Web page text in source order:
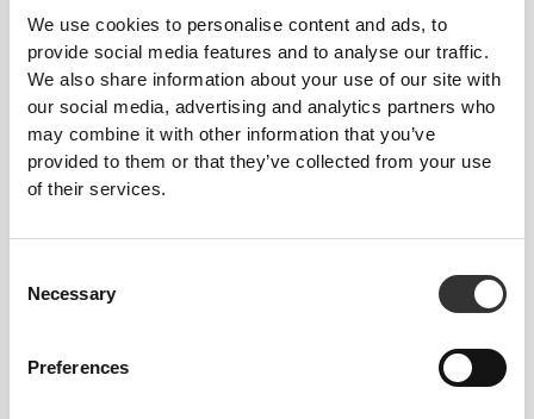
We use cookies to personalise content and ads, to
provide social media features and to analyse our traffic.
We also share information about your use of our site with
our social media, advertising and analytics partners who
may combine it with other information that you’ve
provided to them or that they’ve collected from your use
of their services.
Selection
Necessary
Preferences